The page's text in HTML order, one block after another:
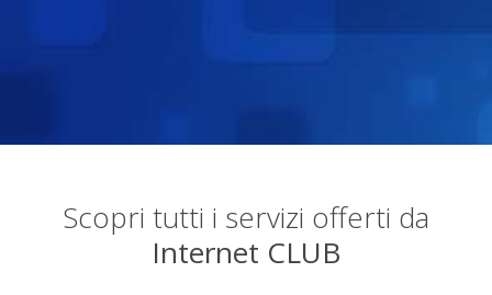
Scopri tutti i servizi offerti da
Internet CLUB